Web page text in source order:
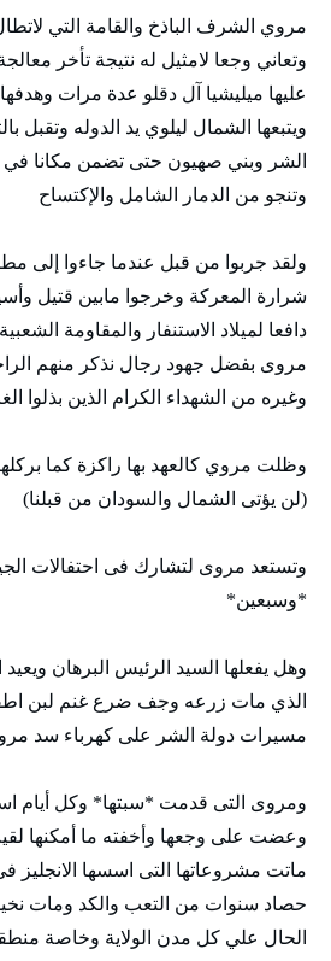
مروي الشرف الباذخ والقامة التي
وتعاني وجعا لامثيل له نتيجة تأخر
عليها ميليشيا آل دقلو عدة مرات
ويتبعها الشمال ليلوي يد الدوله وتقبل
الشر وبني صهيون حتى تضمن مكانا في
وتنجو من الدمار الشامل والإكتساح
ولقد جربوا من قبل عندما جاءوا إلى
شرارة المعركة وخرجوا مابين قتيل
دافعا لميلاد الاستنفار والمقاومة
مروى بفضل جهود رجال نذكر منهم
وغيره من الشهداء الكرام الذين بذلوا
وظلت مروي كالعهد بها راكزة كما
(لن يؤتى الشمال والسودان من قبلنا)
وتستعد مروى لتشارك فى احتفالات
*وسبعين*
وهل يفعلها السيد الرئيس البرهان ويعيد
الذي مات زرعه وجف ضرع غنم لبن
مسيرات دولة الشر على كهرباء سد
ومروى التى قدمت *سبتها* وكل أيام
وعضت على وجعها وأخفته ما أمكنها
حصاد سنوات من التعب والكد ومات
الحال علي كل مدن الولاية وخاصة